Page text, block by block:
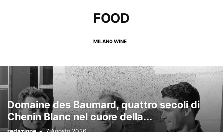
FOOD
MILANO WINE
Domaine des Baumard, quattro secoli di
Chenin Blanc nel cuore della...